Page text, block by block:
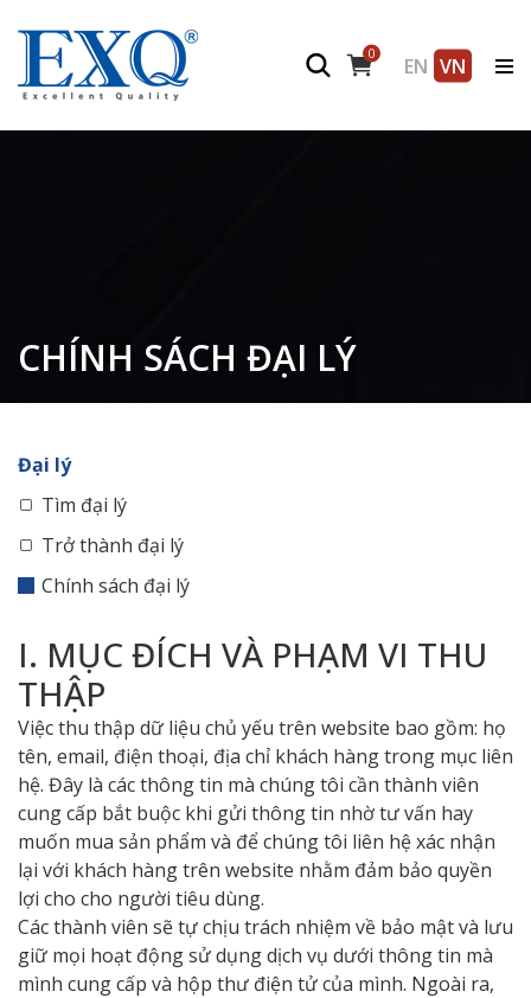
0 EN VN
CHÍNH SÁCH ĐẠI LÝ
Đại lý
Tìm đại lý
Trở thành đại lý
Chính sách đại lý
I. MỤC ĐÍCH VÀ PHẠM VI THU
THẬP
Việc thu thập dữ liệu chủ yếu trên website bao gồm: họ
tên, email, điện thoại, địa chỉ khách hàng trong mục liên
hệ. Đây là các thông tin mà chúng tôi cần thành viên
cung cấp bắt buộc khi gửi thông tin nhờ tư vấn hay
muốn mua sản phẩm và để chúng tôi liên hệ xác nhận
lại với khách hàng trên website nhằm đảm bảo quyền
lợi cho cho người tiêu dùng.
Các thành viên sẽ tự chịu trách nhiệm về bảo mật và lưu
giữ mọi hoạt động sử dụng dịch vụ dưới thông tin mà
mình cung cấp và hộp thư điện tử của mình. Ngoài ra,